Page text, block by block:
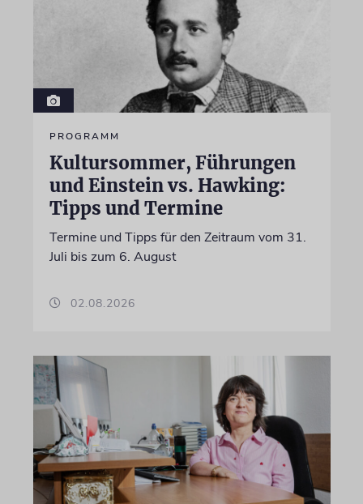
PROGRAMM
Kultursommer, Führungen
und Einstein vs. Hawking:
Tipps und Termine
Termine und Tipps für den Zeitraum vom 31.
Juli bis zum 6. August
02.08.2026